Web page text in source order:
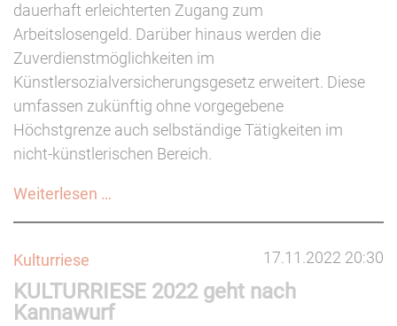
dauerhaft erleichterten Zugang zum
Arbeitslosengeld. Darüber hinaus werden die
Zuverdienstmöglichkeiten im
Künstlersozialversicherungsgesetz erweitert. Diese
umfassen zukünftig ohne vorgegebene
Höchstgrenze auch selbständige Tätigkeiten im
nicht-künstlerischen Bereich.
Weiterlesen …
und
Kreative
17.11.2022 20:30
Kulturriese
KULTURRIESE 2022 geht nach
Kannawurf